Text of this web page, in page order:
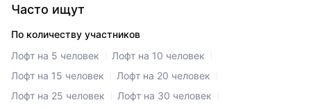
Часто ищут
По количеству участников
Лофт на 5 человек
Лофт на 10 человек
Лофт на 15 человек
Лофт на 20 человек
Лофт на 25 человек
Лофт на 30 человек